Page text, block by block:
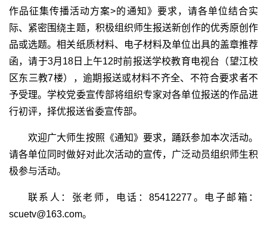
作品征集传播活动方案>的通知》要求，请各单位结合实
际、紧密围绕主题，积极组织师生报送新创作的优秀原创作
品或选题。相关纸质材料、电子材料及单位出具的盖章推荐
函，请于3月 18 日上午12时前报送学校教育电视台（望江校
区东三教7楼），逾期报送或材料不齐全、不符合要求者不
予受理。学校党委宣传部将组织专家对各单位报送的作品进
行初评，择优报送省委宣传部。
欢迎广大师生按照《通知》要求，踊跃参加本次活动。
请各单位同时做好对此次活动的宣传，广泛动员组织师生积
极参与活动。
联系人：张老师，电话：85412277。电子邮箱：
scuetv@163.com。